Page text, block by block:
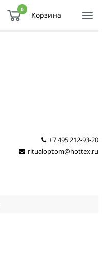
0
Корзина
+7 495 212-93-20
ritualoptom@hottex.ru